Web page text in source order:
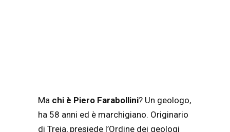
Ma chi è Piero Farabollini? Un geologo,
ha 58 anni ed è marchigiano. Originario
di Treia, presiede l’Ordine dei geologi